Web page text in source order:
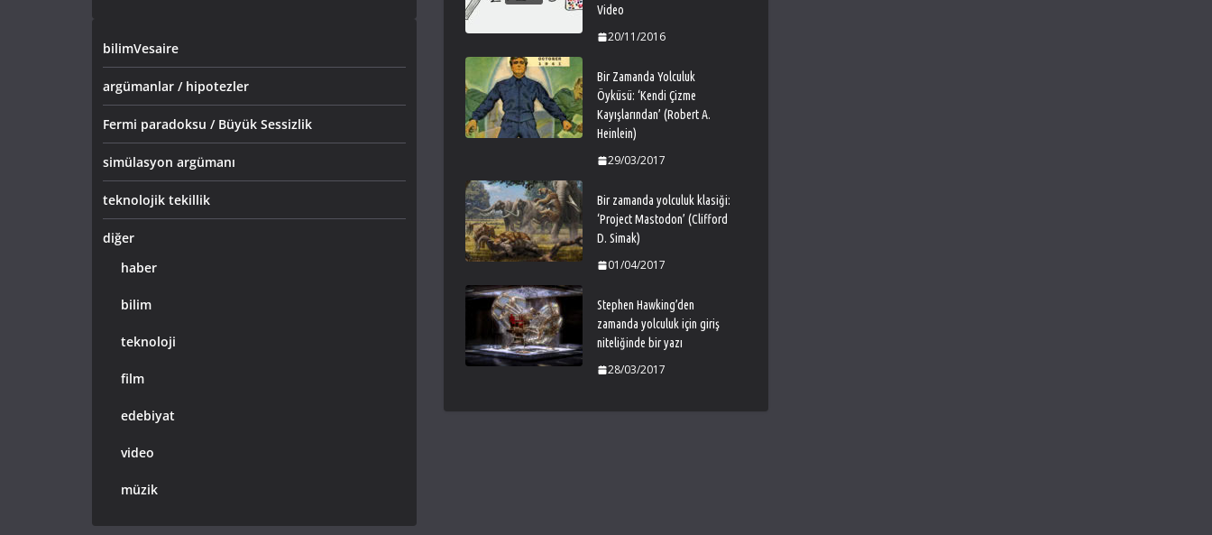
bilimVesaire
argümanlar / hipotezler
Fermi paradoksu / Büyük Sessizlik
simülasyon argümanı
teknolojik tekillik
diğer
haber
bilim
teknoloji
film
edebiyat
video
müzik
Video
20/11/2016
Bir Zamanda Yolculuk
Öyküsü: ‘Kendi Çizme
Kayışlarından’ (Robert A.
Heinlein)
29/03/2017
Bir zamanda yolculuk klasiği:
‘Project Mastodon’ (Clifford
D. Simak)
01/04/2017
Stephen Hawking’den
zamanda yolculuk için giriş
niteliğinde bir yazı
28/03/2017